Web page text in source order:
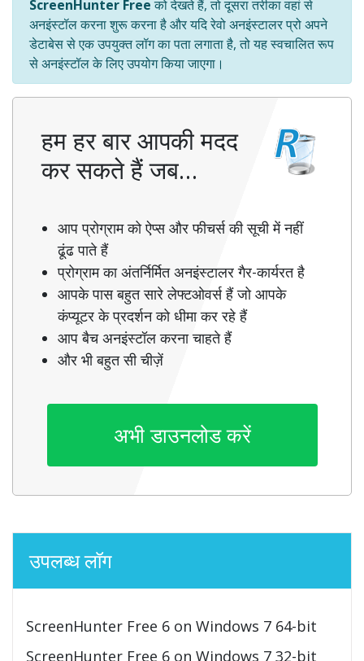
ScreenHunter Freeको देखते हैं, तो दूसरा तरीका वहां से
अनइंस्टॉल करना शुरू करना है और यदि रेवो अनइंस्टालर प्रो अपने
डेटाबेस से एक उपयुक्त लॉग का पता लगाता है, तो यह स्वचालित रूप
से अनइंस्टॉल के लिए उपयोग किया जाएगा।
हम हर बार आपकी मदद
कर सकते हैं जब…
आप प्रोग्राम को ऐप्स और फीचर्स की सूची में नहीं
ढूंढ पाते हैं
प्रोग्राम का अंतर्निर्मित अनइंस्टालर गैर-कार्यरत है
आपके पास बहुत सारे लेफ्टओवर्स हैं जो आपके
कंप्यूटर के प्रदर्शन को धीमा कर रहे हैं
आप बैच अनइंस्टॉल करना चाहते हैं
और भी बहुत सी चीज़ें
अभी डाउनलोड करें
उपलब्ध लॉग
ScreenHunter Free 6 on Windows 7 64-bit
ScreenHunter Free 6 on Windows 7 32-bit